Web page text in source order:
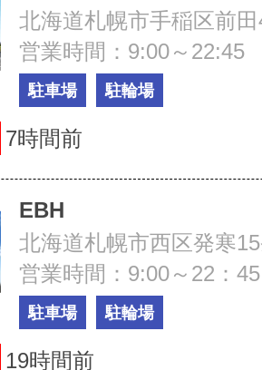
営業時間：9:00～22:45
駐車場 駐輪場
7時間前
EBH
北海道札幌市西区発寒
営業時間：9:00～22：45
駐車場 駐輪場
19時間前